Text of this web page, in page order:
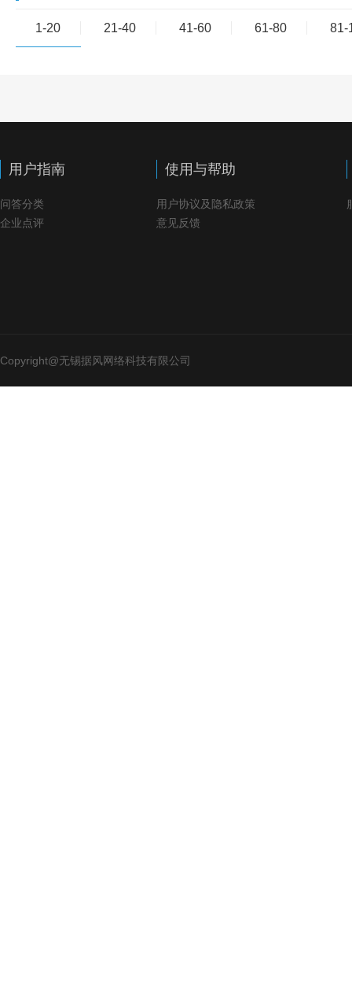
1-20 21-40 41-60 61-80 81-
用户指南
问答分类
企业点评
使用与帮助
用户协议及隐私政策
意见反馈
Copyright@无锡据风网络科技有限公司